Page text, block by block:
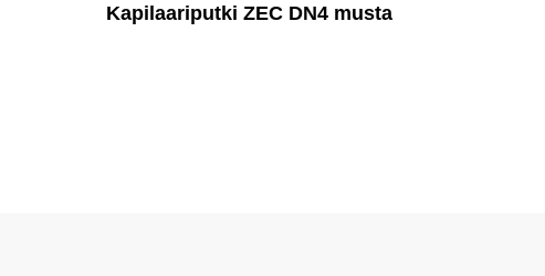
Kapilaariputki ZEC DN4 musta